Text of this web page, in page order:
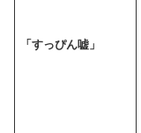
「すっぴん嘘」